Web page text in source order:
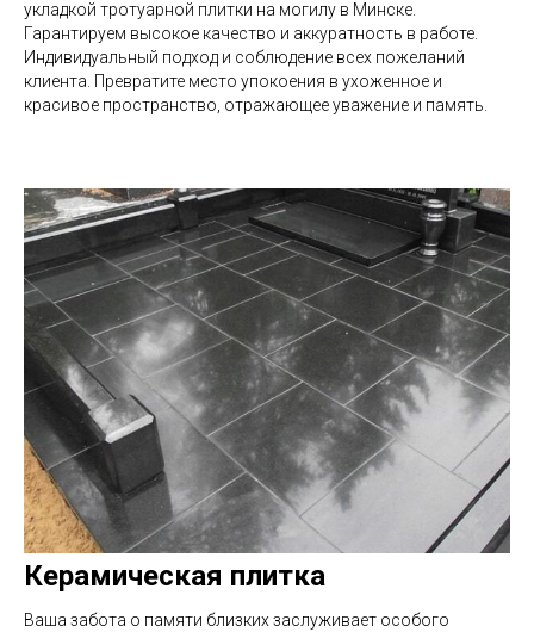
укладкой тротуарной плитки на могилу в Минске.
Гарантируем высокое качество и аккуратность в работе.
Индивидуальный подход и соблюдение всех пожеланий
клиента. Превратите место упокоения в ухоженное и
красивое пространство, отражающее уважение и память.
Керамическая плитка
Ваша забота о памяти близких заслуживает особого